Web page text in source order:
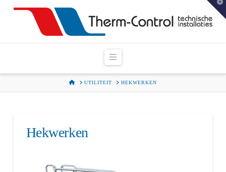
Navigation
HOMEUTILITEIT HEKWERKEN
Hekwerken